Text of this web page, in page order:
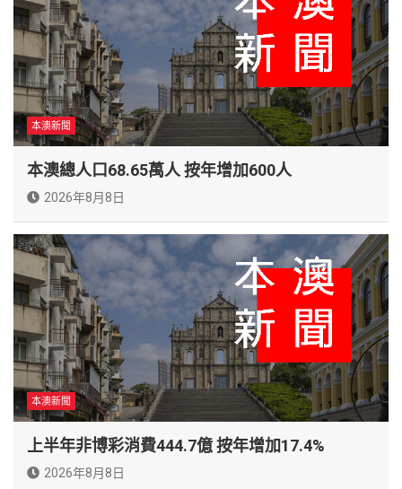
本澳新聞
本澳總人口68.65萬人 按年增加600人
2026年8月8日
本澳新聞
上半年非博彩消費444.7億 按年增加17.4%
2026年8月8日